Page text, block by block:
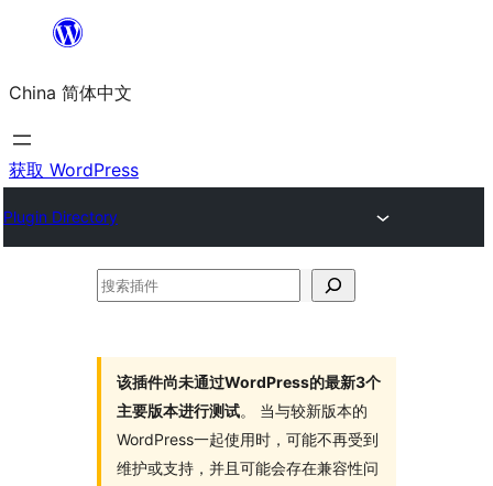
内
容
China 简体中文
获取 WordPress
Plugin Directory
搜
该插件尚未通过WordPress的最新3个
主要版本进行测试。 当与较新版本的
WordPress一起使用时，可能不再受到
维护或支持，并且可能会存在兼容性问